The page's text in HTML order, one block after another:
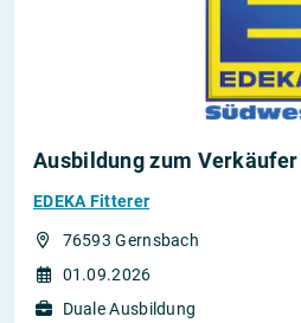
Ausbildung zum
EDEKA Fitterer
76593 Gernsbach
01.09.2026
Duale Ausbildung